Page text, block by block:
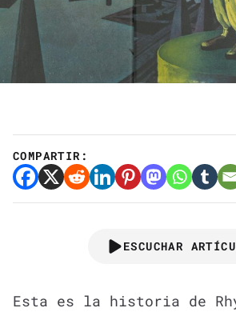
COMPARTIR:
ESCUCHAR
Esta es la historia de